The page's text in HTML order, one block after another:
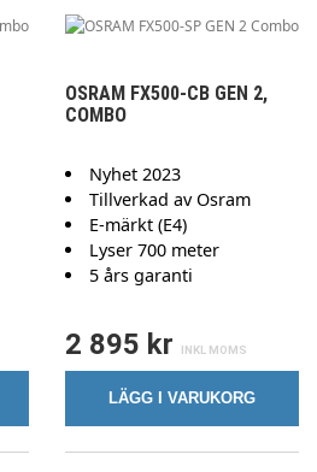
OSRAM FX500-CB GEN 2,
COMBO
Nyhet 2023
Tillverkad av Osram
E-märkt (E4)
Lyser 700 meter
5 års garanti
2 895 kr
LÄGG I VARUKORG